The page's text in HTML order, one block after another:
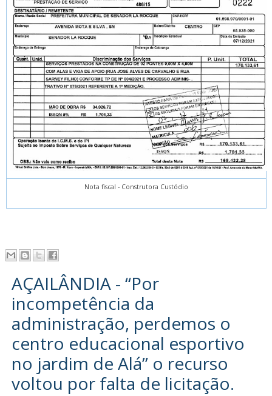
Nota fiscal - Construtora Custódio
AÇAILÂNDIA - “Por
incompetência da
administração, perdemos o
centro educacional esportivo
no jardim de Alá” o recurso
voltou por falta de licitação.